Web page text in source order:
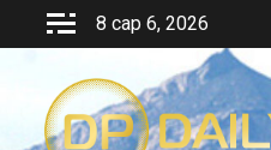
8 сар 6, 2026